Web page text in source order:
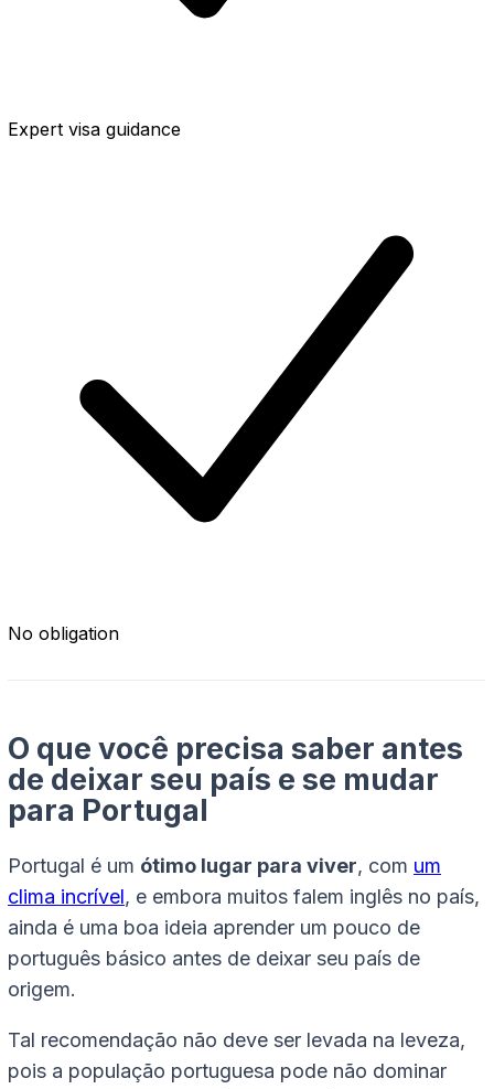
Expert visa guidance
No obligation
O que você precisa saber antes
de deixar seu país e se mudar
para Portugal
Portugal é um ótimo lugar para viver, com um
clima incrível, e embora muitos falem inglês no país,
ainda é uma boa ideia aprender um pouco de
português básico antes de deixar seu país de
origem.
Tal recomendação não deve ser levada na leveza,
pois a população portuguesa pode não dominar